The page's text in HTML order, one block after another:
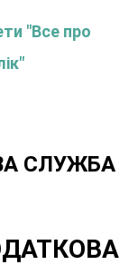
"Все про
СЛУЖБА